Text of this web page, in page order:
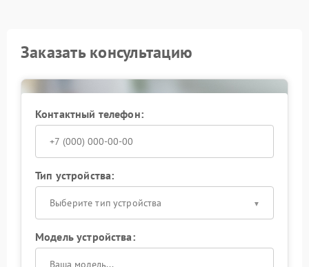
Заказать консультацию
Контактный телефон:
Тип устройства:
Выберите тип устройства
Модель устройства: